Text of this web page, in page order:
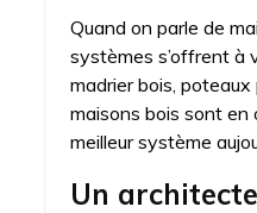
Quand on parle de
systèmes s’offrent à
madrier bois,
maisons bois sont en
meilleur système
Un